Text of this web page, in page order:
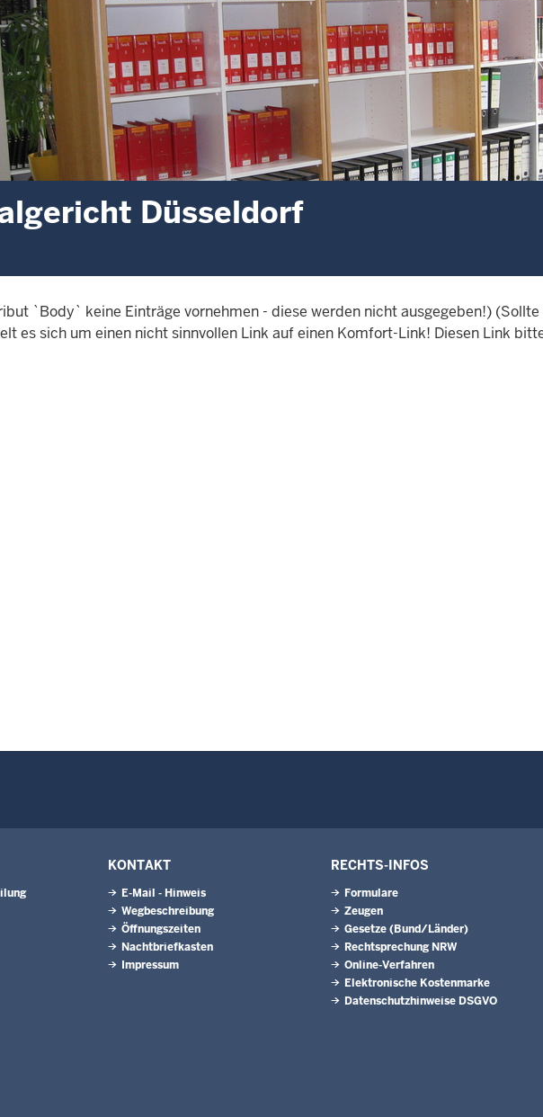
Düsseldorf
`Body` keine Einträge vornehmen - diese werden nicht ausgegeben!)
es sich um einen nicht sinnvollen Link auf einen Komfort-Link! Diesen Link
KONTAKT
E-Mail - Hinweis
Wegbeschreibung
Öffnungszeiten
Nachtbriefkasten
Impressum
RECHTS-INFOS
Formulare
Zeugen
Gesetze (Bund/Länder)
Rechtsprechung NRW
Online-Verfahren
Elektronische Kostenmarke
Datenschutzhinweise DSGVO